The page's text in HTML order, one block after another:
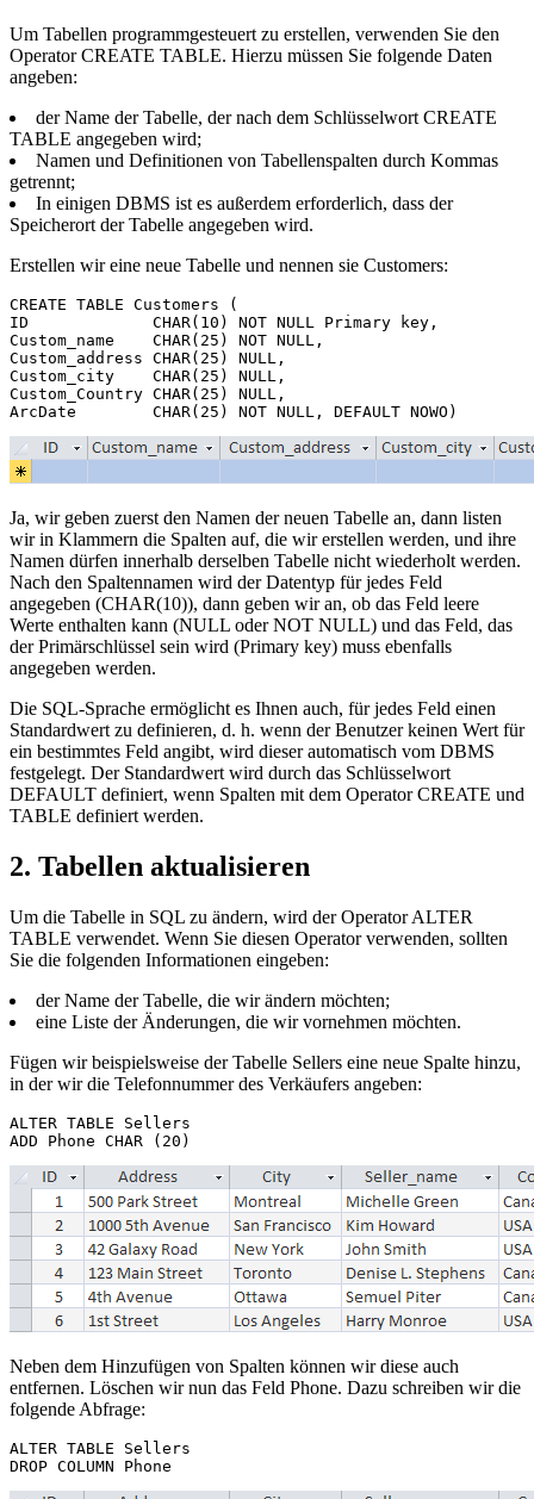
Um Tabellen programmgesteuert zu erstellen, verwenden Sie den
Operator CREATE TABLE. Hierzu müssen Sie folgende Daten
angeben:
der Name der Tabelle, der nach dem Schlüsselwort CREATE
TABLE angegeben wird;
Namen und Definitionen von Tabellenspalten durch Kommas
getrennt;
In einigen DBMS ist es außerdem erforderlich, dass der
Speicherort der Tabelle angegeben wird.
Erstellen wir eine neue Tabelle und nennen sie Customers:
CREATE TABLE Customers (
ID             CHAR(10) NOT NULL Primary key,
Custom_name    CHAR(25) NOT NULL,
Custom_address CHAR(25) NULL,
Custom_city    CHAR(25) NULL,
Custom_Country CHAR(25) NULL,
Ja, wir geben zuerst den Namen der neuen Tabelle an, dann listen
wir in Klammern die Spalten auf, die wir erstellen werden, und ihre
Namen dürfen innerhalb derselben Tabelle nicht wiederholt werden.
Nach den Spaltennamen wird der Datentyp für jedes Feld
angegeben (CHAR(10)), dann geben wir an, ob das Feld leere
Werte enthalten kann (NULL oder NOT NULL) und das Feld, das
der Primärschlüssel sein wird (Primary key) muss ebenfalls
angegeben werden.
Die SQL-Sprache ermöglicht es Ihnen auch, für jedes Feld einen
Standardwert zu definieren, d. h. wenn der Benutzer keinen Wert für
ein bestimmtes Feld angibt, wird dieser automatisch vom DBMS
festgelegt. Der Standardwert wird durch das Schlüsselwort
DEFAULT definiert, wenn Spalten mit dem Operator CREATE und
TABLE definiert werden.
2. Tabellen aktualisieren
Um die Tabelle in SQL zu ändern, wird der Operator ALTER
TABLE verwendet. Wenn Sie diesen Operator verwenden, sollten
Sie die folgenden Informationen eingeben:
der Name der Tabelle, die wir ändern möchten;
eine Liste der Änderungen, die wir vornehmen möchten.
Fügen wir beispielsweise der Tabelle Sellers eine neue Spalte hinzu,
in der wir die Telefonnummer des Verkäufers angeben:
ALTER TABLE Sellers
Neben dem Hinzufügen von Spalten können wir diese auch
entfernen. Löschen wir nun das Feld Phone. Dazu schreiben wir die
folgende Abfrage:
ALTER TABLE Sellers